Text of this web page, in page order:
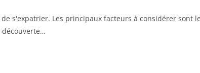
s'expatrier. Les principaux facteurs à considérer sont
découverte…